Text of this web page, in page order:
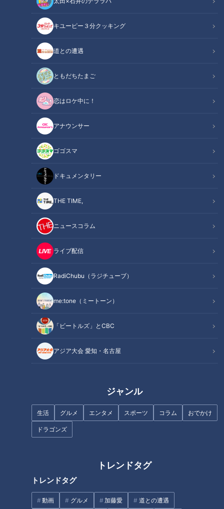
キユーピー３分クッキング
道との遭遇
ともだちたまご
恋はロケ中に！
アナウンサー
ゴゴスマ
ドキュメンタリー
THE TIME,
ニュースコラム
ライブ配信
RadiChubu（ラジチューブ）
me:tone（ミートーン）
「ビートルズ」とCBC
アジア大会 愛知・名古屋
ジャンル
生活 グルメ エンタメ スポーツ コラム おでかけ
ドラゴンズ
トレンドタグ
トレンドタグ
動画 グルメ 加藤愛 道との遭遇
画像：CBCテレビ『道との遭遇』
この記事の画像（全5枚）
記事に戻る
この記事を見たあなたへのおすすめ
波の浸食で崩落…荒れ果てた海
岸沿いの廃道 断崖をくり抜い
たトンネル群も
温泉が湧き出る廃トンネル 層
雲峡温泉に眠る隧道＆国鉄士幌
線の廃線跡も
【道マニア】愛知・奇妙な交差